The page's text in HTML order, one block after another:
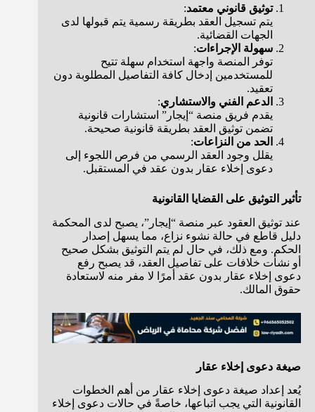
توثيق قانوني معتمد:
يتم تسجيل العقد بطريقة رسمية يتم قبولها لدى
الجهات القضائية.
سهولة الإجراءات:
توفر المنصة واجهة استخدام سهلة تتيح
للمستخدمين إدخال كافة التفاصيل المطلوبة دون
تعقيد.
الدعم الفني والاستشاري:
يقدم فريق منصة “إيجار” استشارات قانونية
تضمن توثيق العقد بطريقة قانونية صحيحة.
الحد من النزاعات:
يقلل وجود العقد الرسمي من فرص اللجوء إلى
دعوى إخلاء عقار بدون عقد في المستقبل.
تأثير التوثيق على القضايا القانونية
عند توثيق العقود عبر منصة “إيجار”، يصبح لدى المحكمة
دليل قاطع في حالة نشوء نزاع، مما يسهل إصدار
الحكم. ومع ذلك، في حال لم يتم التوثيق بشكل صحيح
أو نشأت خلافات على تفاصيل العقد، قد يصبح رفع
دعوى إخلاء عقار بدون عقد أمرًا لا مفر منه لاستعادة
حقوق المالك.
صيغة دعوى إخلاء عقار
يُعد إعداد صيغة دعوى إخلاء عقار من أهم الخطوات
القانونية التي يجب اتباعها، خاصةً في حالات دعوى إخلاء